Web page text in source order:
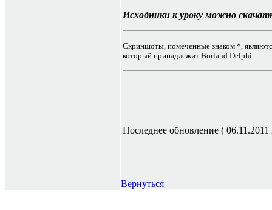
Исходники к уроку можно
Скриншоты, помеченные знаком *,
который принадлежит Borland Delphi..
Последнее обновление ( 06.11.2011
Вернуться